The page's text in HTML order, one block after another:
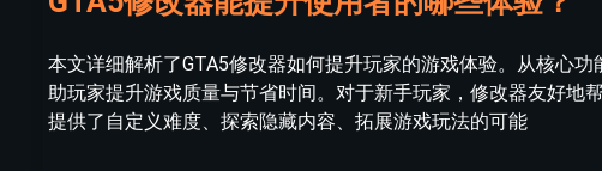
本文详细解析了GTA5修改器如何提升玩家的游戏体验。从核心
助玩家提升游戏质量与节省时间。对于新手玩家，修改器友好地
提供了自定义难度、探索隐藏内容、拓展游戏玩法的可能